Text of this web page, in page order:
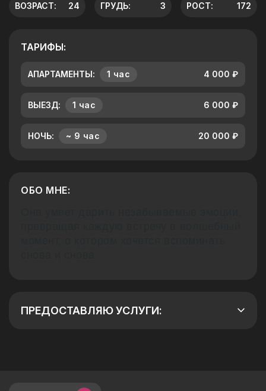
ВОЗРАСТ: 24 ГРУДЬ: 3 РОСТ: 172
ТАРИФЫ:
АПАРТАМЕНТЫ: 1 час 4 000 ₽
ВЫЕЗД: 1 час 6 000 ₽
НОЧЬ: ~ 9 час 20 000 ₽
ОБО МНЕ:
ПРЕДОСТАВЛЯЮ УСЛУГИ: